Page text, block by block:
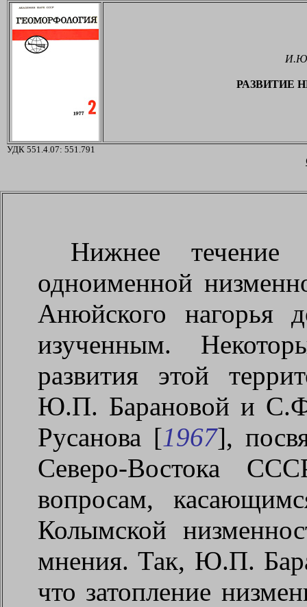
И.Ю.
РАЗВИТИЕ
УДК 551.4.07: 551.791
Нижнее
одноименной
Анюйского нагорья
изученным.
развития этой
Ю.П. Барановой и
Русанова [1967],
Северо-Востока
вопросам,
Колымской
мнения. Так, Ю.П.
что затопление